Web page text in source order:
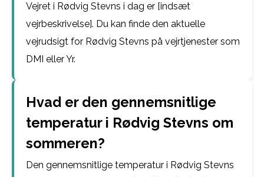
Vejret i Rødvig Stevns i dag er [indsæt
vejrbeskrivelse]. Du kan finde den aktuelle
vejrudsigt for Rødvig Stevns på vejrtjenester som
DMI eller Yr.
Hvad er den gennemsnitlige
temperatur i Rødvig Stevns om
sommeren?
Den gennemsnitlige temperatur i Rødvig Stevns